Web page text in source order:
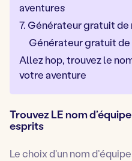
aventures
7. Générateur gratuit de
Générateur gratuit de
Allez hop, trouvez le
votre aventure
Trouvez LE nom
esprits
Le choix d’un nom